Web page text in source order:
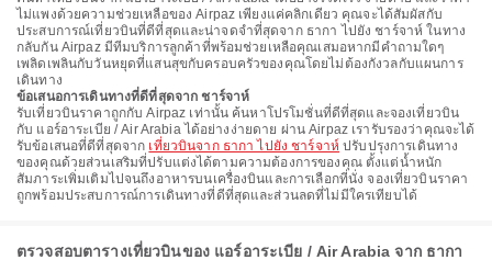
ไม่แพงด้วยความช่วยเหลือของ Airpaz เพียงแค่คลิกเดียว คุณจะได้สัมผัสกับ
ประสบการณ์เที่ยวบินที่ดีที่สุดและน่าจดจำที่สุดจาก ธากา ไปยัง ชาร์จาห์ ในทาง
กลับกัน Airpaz มีทีมบริการลูกค้าที่พร้อมช่วยเหลือคุณเสมอหากมีคำถามใดๆ
เพลิดเพลินกับวันหยุดที่แสนสุขกับครอบครัวของคุณโดยไม่ต้องกังวลกับแผนการ
เดินทาง
ข้อเสนอการเดินทางที่ดีที่สุดจาก ชาร์จาห์
รับเที่ยวบินราคาถูกกับ Airpaz เท่านั้น ค้นหาโปรโมชั่นที่ดีที่สุดและจองเที่ยวบิน
กับ แอร์อาระเบีย / Air Arabia ได้อย่างง่ายดาย ผ่าน Airpaz เรารับรองว่าคุณจะได้
รับข้อเสนอที่ดีที่สุดจาก เที่ยวบินจาก ธากา ไปยัง ชาร์จาห์ ปรับปรุงการเดินทาง
ของคุณด้วยส่วนเสริมที่ปรับแต่งได้ตามความต้องการของคุณ ตั้งแต่น้ำหนัก
สัมภาระเพิ่มเติมไปจนถึงอาหารบนเครื่องบินและการเลือกที่นั่ง จองเที่ยวบินราคา
ถูกพร้อมประสบการณ์การเดินทางที่ดีที่สุดและส่วนลดที่ไม่มีใครเทียบได้
ตรวจสอบตารางเที่ยวบินของ แอร์อาระเบีย / Air Arabia จาก ธากา